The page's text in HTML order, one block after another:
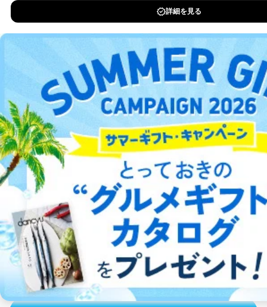
7
SNS公式アカウン
トに登録された方
よびその分析のため
お問い合わせ対応、トラブル対
質向上のため
その他当社のプライバシーポリシ
ー等にて公表する利用目的達成の
ため
※上記の利用目的のうちNo.1～5については保有個人デ
ータ（開示対象個人情報）の利用目的であり、下記4.の
開示等のご請求に対応させていただきます。
なお、6、7については、パートナー（提携企業）様又は
各SNS運営会社様にご請求いただきますようお願い致し
ます。
３．個人情報の第三者提供について
当社は、取得した個人情報を適切に管理し､あらかじめ
本人の同意を得ることなく第三者に提供することはあり
ません。ただし、次の場合は除きます。
法令に基づく場合
人の生命､身体または財産の保護のために必要がある
場合であって、本人の同意を得ることが困難であると
き。
公衆衛生の向上または児童の健全な育成の推進のため
に特に必要がある場合であって、本人の同意を得るこ
とが困難である場合。
宣伝会議
コマーシャル・フ
ォト
(COMMERCIAL
PHOTO)
トッププロモーシ
ョンズ販促会議
Web
Designing（ウェ
ブデザイニング）
Fujisan.co.jpとは？
株式会社富士山マガジンサービスが運営する、
日本最大級の雑誌
オンライン書店です。
一般的な書店と異なり、
定期購読サービスに特化しています。
雑誌、新聞、シリーズ書籍、漫画や
本屋にも無い古い本も見つかる！